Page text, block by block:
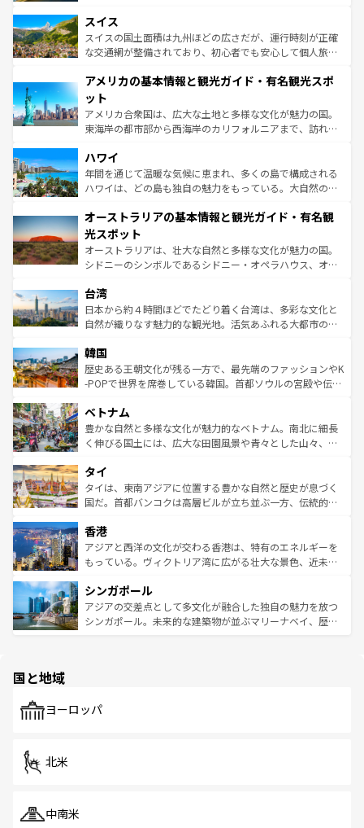
を参照してほしい。
は、お酒好きな人にはぜひ体験してほしい。 なお、新着の
ドイツ情報はコンテンツ一覧を参照してほしい。
リアごとに異なる魅力がある。また、優雅なアフタヌーン
ティー、ビール好きにはたまらない英国パブ、サッカー観
戦など、本場だからこそできる体験も豊富。イギリスを旅
ンツ一覧を参照してほしい。
スイス
スイスの国土面積は九州ほどの広さだが、運行時刻が正確
な交通網が整備されており、初心者でも安心して個人旅行
の建物がそのまま残る町や、スイスならではのユニークな
博物館もあり、アルプス観光だけでなく町歩きも満喫する
ことができる。国民の所得が高いため物価も高いが、旅行
者向けの交通パス提供のサービスもあり、うまく活用すれ
着のスイス情報は
アメリカの基本情報と観光ガイド・有名観光スポ
ット
アメリカ合衆国は、広大な土地と多様な文化が魅力の国。
東海岸の都市部から西海岸のカリフォルニアまで、訪れる
のような巨大都市は、観光、ショッピング、エンターテイ
ンメントが詰まった刺激的なスポットだ。一方、アメリカ
西部には大自然が広がり、グランドキャニオンやイエロー
部のニューオーリンズでは、音楽と美食が融合した独特の
文化が魅力。旅行者はアメリカの各地域で異なる魅力を楽
しみながら、その多様性と豊かな歴史を感じることができ
るだろう。車でのロードトリップや列車の旅も、アメリカ
情報は
ハワイ
年間を通じて温暖な気候に恵まれ、多くの島で構成される
ハワイは、どの島も独自の魅力をもっている。大自然の神
ワイ島は見逃せない。また、定番の観光地といえばオアフ
島だが、静かな自然を求めるならマウイ島やカウアイ島が
おすすめ。エメラルドグリーンに輝く海をはじめ、豊かな
文化や歴史が息づいている。「アロハスピリット」と呼ば
人々、おいしいローカルフードやハワイアンミュージッ
ク、伝統的なフラダンスなど、すべてがハワイの魅力を彩
っている。訪れるたびに新しい発見と感動が待っているハ
はコンテンツ一覧
オーストラリアの基本情報と観光ガイド・有名観
光スポット
オーストラリアは、壮大な自然と多様な文化が魅力の国。
シドニーのシンボルであるシドニー・オペラハウス、オー
リアリーフや大陸中央部にそびえるウルル（エアーズロッ
ク）、タスマニアの美しい原生林やケアンズの熱帯雨林な
ど、見どころがたくさん。また、カフェやワイン、オージ
いる。アクティビティも充実しており、サーフィンやダイ
ビング、ハイキングなど、アウトドア好きにはたまらな
い。オーストラリアの多彩な魅力を存分に味わいつくそ
参照してほしい。
台湾
日本から約４時間ほどでたどり着く台湾は、多彩な文化と
自然が織りなす魅力的な観光地。活気あふれる大都市の台
ン）、静ひつな山岳地帯である台湾東部など、都市の喧騒
と山間の静けさが共存しており、訪れる人に新しい発見と
驚きをもたらしてくれる。また、奥深い台湾の食文化も魅
容にもいいと評判のスイーツなど、バラエティ豊かな料理
が味わえる。 なお、新着の台湾情報は コンテンツ一覧を参
照してほしい。
韓国
歴史ある王朝文化が残る一方で、最先端のファッションやK
-POPで世界を席巻している韓国。首都ソウルの宮殿や伝統
き、地方に足を延ばせば四季折々の自然美を楽しむことが
できる。そして、キムチや焼肉、絶品のストリートフード
まで、さまざまな韓国料理が待っている。夜には、韓国な
リティに包まれながら、韓国の多彩な魅力を心ゆくまで味
わってみてほしい。 なお、新着の韓国情報はコンテンツ一
覧を参照してほしい。
ベトナム
豊かな自然と多様な文化が魅力的なベトナム。南北に細長
く伸びる国土には、広大な田園風景や青々とした山々、世
急速な発展と共に伝統が息づく。ハノイの古い町並みやホ
ーチミン市のフランス統治時代の建物も、独特の雰囲気を
醸し出している。また、バラエティの豊かさとおいしさで
とつ。フォーやバインミー、ベトナムコーヒーなどは、ぜ
ひ現地で味わいたい。どの地域を訪れてもあたたかい人々
が旅行者を迎えてくれるので、きっと忘れられない旅にな
参照してほしい。
タイ
タイは、東南アジアに位置する豊かな自然と歴史が息づく
国だ。首都バンコクは高層ビルが立ち並ぶ一方、伝統的な
の活気が交差している。北部ではチェンマイなどの山岳地
帯で自然と触れ合い、南部ではプーケットやクラビの美し
いビーチでリゾート気分を楽しむことができる。タイ料理
激する。気候は一年中温暖で、どの季節にも異なる楽しみ
が待っている。親しみやすいタイの人々、仏教を中心とし
た文化、そして多様な観光資源が、訪れる旅人を魅了し続
香港
アジアと西洋の文化が交わる香港は、特有のエネルギーを
もっている。ヴィクトリア湾に広がる壮大な景色、近未来
み、どこを訪れても感動するはず。観光スポットが密集し
ており、効率よく見どころを回れるのも魅力。息をのむよ
うな絶景から文化的な体験まで、香港を存分に楽しみ尽く
シンガポール
アジアの交差点として多文化が融合した独自の魅力を放つ
シンガポール。未来的な建築物が並ぶマリーナベイ、歴史
で、ホーカーズは地元の風情を楽しめる外せないスポット
国と地域
ヨーロッパ
北米
中南米